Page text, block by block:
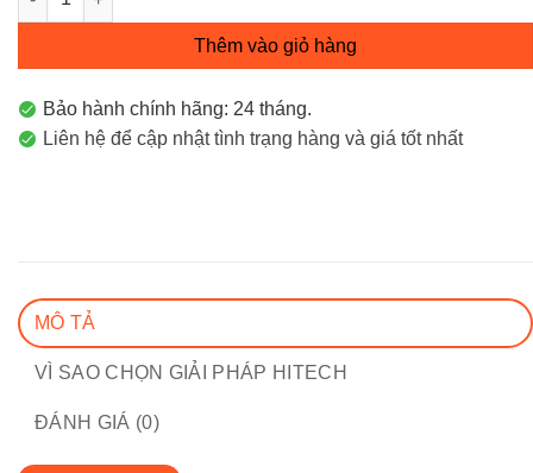
Thêm vào giỏ hàng
Bảo hành chính hãng: 24 tháng.
Liên hệ để cập nhật tình trạng hàng và giá tốt nhất
MÔ TẢ
VÌ SAO CHỌN GIẢI PHÁP HITECH
ĐÁNH GIÁ (0)